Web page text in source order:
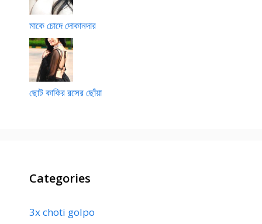
মাকে চোদে দোকানদার
ছোট কাকির রসের ছোঁয়া
Categories
3x choti golpo